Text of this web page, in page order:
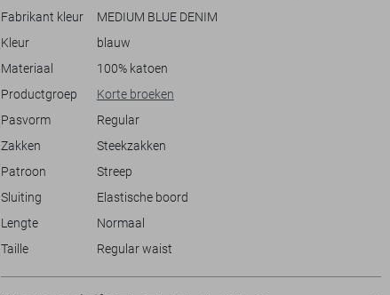
diverse gelegenheden, van een informele brunch tot een middag op
toe aan je garderobe dat je keer op keer wilt dragen.
Fabrikant kleur
MEDIUM BLUE DENIM
Kleur
blauw
Materiaal
100% katoen
Productgroep
Korte broeken
Pasvorm
Regular
Zakken
Steekzakken
Patroon
Streep
Sluiting
Elastische boord
Lengte
Normaal
Taille
Regular waist